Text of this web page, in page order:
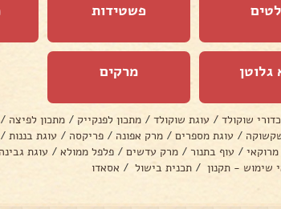
פשטידות
גלוטן מרקים
כדורי שוקולד / עוגת שוקולד / מתכון לפנקייק / מתכון לפיצה /
/ עוגת מספרים / מרק אפונה / פריקסה / עוגת בננות /
/ עוף בתנור / מרק עדשים / פלפל ממולא / עוגת
שימוש - תקנון / תכנית בישול / אסאדו